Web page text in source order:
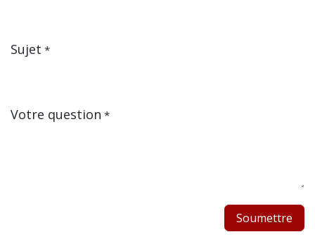
Sujet *
Votre question *
Soumettre